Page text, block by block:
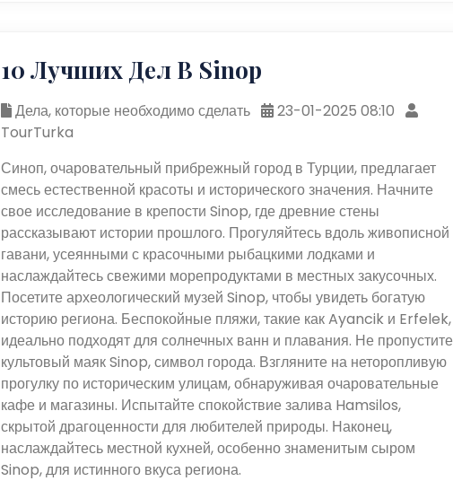
10 Лучших Дел В Sinop
Дела, которые необходимо сделать
23-01-2025 08:10
TourTurka
Синоп, очаровательный прибрежный город в Турции, предлагает
смесь естественной красоты и исторического значения. Начните
свое исследование в крепости Sinop, где древние стены
рассказывают истории прошлого. Прогуляйтесь вдоль живописной
гавани, усеянными с красочными рыбацкими лодками и
наслаждайтесь свежими морепродуктами в местных закусочных.
Посетите археологический музей Sinop, чтобы увидеть богатую
историю региона. Беспокойные пляжи, такие как Ayancik и Erfelek,
идеально подходят для солнечных ванн и плавания. Не пропустите
культовый маяк Sinop, символ города. Взгляните на неторопливую
прогулку по историческим улицам, обнаруживая очаровательные
кафе и магазины. Испытайте спокойствие залива Hamsilos,
скрытой драгоценности для любителей природы. Наконец,
наслаждайтесь местной кухней, особенно знаменитым сыром
Sinop, для истинного вкуса региона.